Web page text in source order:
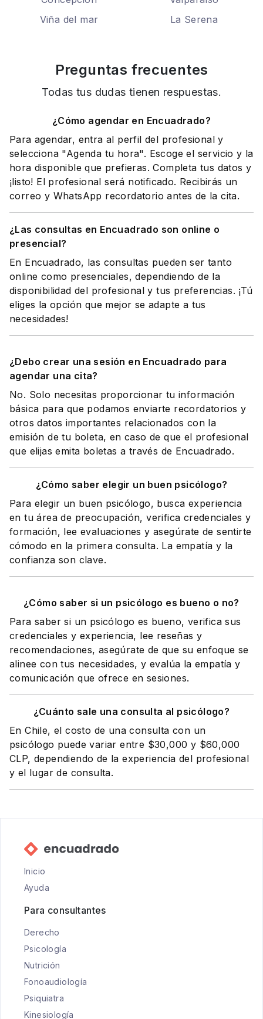
Viña del mar
La Serena
Preguntas frecuentes
Todas tus dudas tienen respuestas.
¿Cómo agendar en Encuadrado?
Para agendar, entra al perfil del profesional y
selecciona "Agenda tu hora". Escoge el servicio y la
hora disponible que prefieras. Completa tus datos y
¡listo! El profesional será notificado. Recibirás un
correo y WhatsApp recordatorio antes de la cita.
¿Las consultas en Encuadrado son online o
presencial?
En Encuadrado, las consultas pueden ser tanto
online como presenciales, dependiendo de la
disponibilidad del profesional y tus preferencias. ¡Tú
eliges la opción que mejor se adapte a tus
necesidades!
¿Debo crear una sesión en Encuadrado para
agendar una cita?
No. Solo necesitas proporcionar tu información
básica para que podamos enviarte recordatorios y
otros datos importantes relacionados con la
emisión de tu boleta, en caso de que el profesional
que elijas emita boletas a través de Encuadrado.
¿Cómo saber elegir un buen psicólogo?
Para elegir un buen psicólogo, busca experiencia
en tu área de preocupación, verifica credenciales y
formación, lee evaluaciones y asegúrate de sentirte
cómodo en la primera consulta. La empatía y la
confianza son clave.
¿Cómo saber si un psicólogo es bueno o no?
Para saber si un psicólogo es bueno, verifica sus
credenciales y experiencia, lee reseñas y
recomendaciones, asegúrate de que su enfoque se
alinee con tus necesidades, y evalúa la empatía y
comunicación que ofrece en sesiones.
¿Cuánto sale una consulta al psicólogo?
En Chile, el costo de una consulta con un
psicólogo puede variar entre $30,000 y $60,000
CLP, dependiendo de la experiencia del profesional
y el lugar de consulta.
Inicio
Ayuda
Para consultantes
Derecho
Psicología
Nutrición
Fonoaudiología
Psiquiatra
Kinesiología